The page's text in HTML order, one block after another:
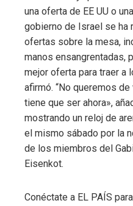
una oferta de EE UU o
gobierno de Israel se ha
ofertas sobre la mesa,
manos ensangrentadas,
mejor oferta para traer a
afirmó. “No queremos
tiene que ser ahora»,
mostrando un reloj de
el mismo sábado por la
de los miembros del
Eisenkot.
Conéctate a EL PAÍS